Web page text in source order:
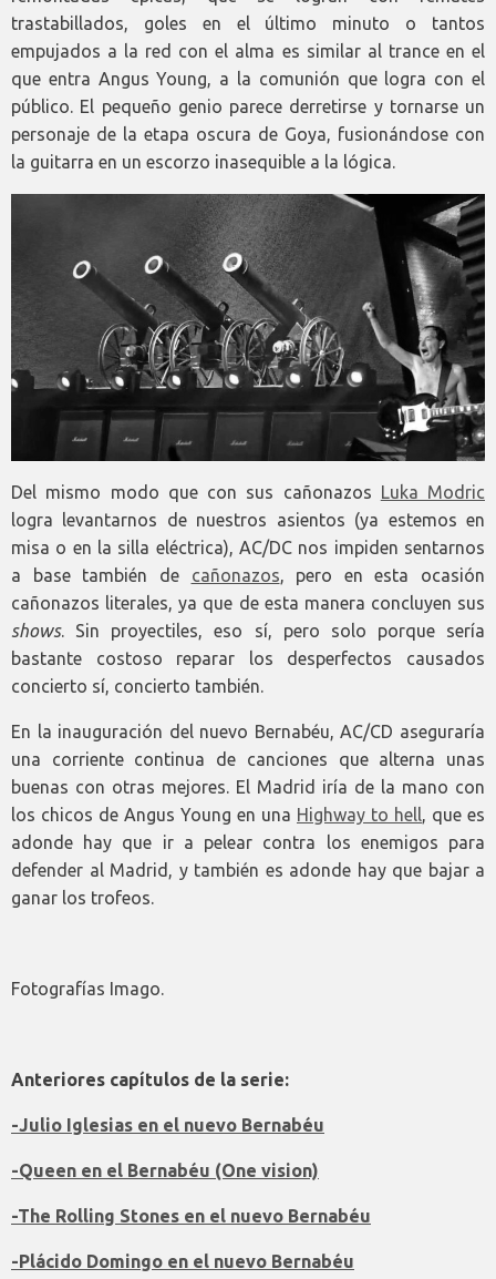
trastabillados, goles en el último minuto o tantos
empujados a la red con el alma es similar al trance en el
que entra Angus Young, a la comunión que logra con el
público. El pequeño genio parece derretirse y tornarse un
personaje de la etapa oscura de Goya, fusionándose con
la guitarra en un escorzo inasequible a la lógica.
Del mismo modo que con sus cañonazos Luka Modric
logra levantarnos de nuestros asientos (ya estemos en
misa o en la silla eléctrica), AC/DC nos impiden sentarnos
a base también de cañonazos, pero en esta ocasión
cañonazos literales, ya que de esta manera concluyen sus
shows. Sin proyectiles, eso sí, pero solo porque sería
bastante costoso reparar los desperfectos causados
concierto sí, concierto también.
En la inauguración del nuevo Bernabéu, AC/CD aseguraría
una corriente continua de canciones que alterna unas
buenas con otras mejores. El Madrid iría de la mano con
los chicos de Angus Young en una Highway to hell, que es
adonde hay que ir a pelear contra los enemigos para
defender al Madrid, y también es adonde hay que bajar a
ganar los trofeos.
Fotografías Imago.
Anteriores capítulos de la serie:
-Julio Iglesias en el nuevo Bernabéu
-Queen en el Bernabéu (One vision)
-The Rolling Stones en el nuevo Bernabéu
-Plácido Domingo en el nuevo Bernabéu